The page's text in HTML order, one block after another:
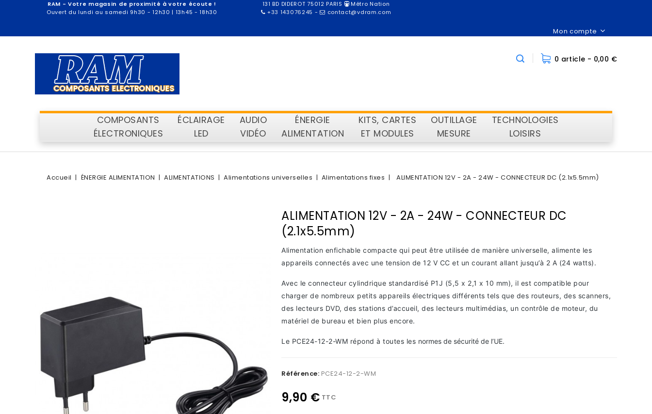
RAM - Votre magasin de proximité à votre écoute !
Ouvert du lundi au samedi 9h30 - 12h30 | 13h45 - 18h30
131 BD DIDEROT 75012 PARIS
Métro Nation
+33 143076245 - contact@vdram.com
Mon compte
0 article - 0,00 €
COMPOSANTS
ÉLECTRONIQUES
ÉCLAIRAGE
LED
AUDIO
VIDÉO
ÉNERGIE
ALIMENTATION
KITS, CARTES
ET MODULES
OUTILLAGE
MESURE
TECHNOLOGIES
LOISIRS
Accueil ÉNERGIE ALIMENTATION ALIMENTATIONS Alimentations universelles Alimentations fixes ALIMENTATION 12V - 2A - 24W - CONNECTEUR DC (2.1x5.5mm)
ALIMENTATION 12V - 2A - 24W - CONNECTEUR DC
(2.1x5.5mm)
Alimentation enfichable compacte qui peut être utilisée de manière universelle, alimente les
appareils connectés avec une tension de 12 V CC et un courant allant jusqu’à 2 A (24 watts).
Avec le connecteur cylindrique standardisé P1J (5,5 x 2,1 x 10 mm), il est compatible pour
charger de nombreux petits appareils électriques différents tels que des routeurs, des scanners,
des lecteurs DVD, des stations d’accueil, des lecteurs multimédias, un contrôle de moteur, du
matériel de bureau et bien plus encore.
Le PCE24-12-2-WM répond à toutes les normes de sécurité de l’UE.
Référence: PCE24-12-2-WM
9,90 € TTC